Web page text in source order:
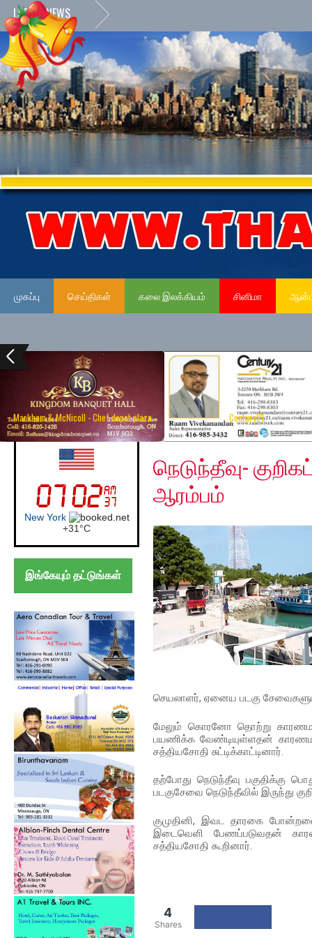
LATEST NEWS
முகப்பு செய்திகள் கலை இலக்கியம் சினிமா
Markham & McNicoll - Chef depot plaza Century21
UK (London)
London
+27°C
இங்கேயும் தட்டுங்கள்
Saturday, May 30,
நெடுந்தீவு-
ஆரம்பம்
செயலாளர், ஏனைய படகு
மேலும் கொரனோ தொற்று
பயணிக்க வேண்டியுள்ளதன்
சத்தியசோதி சுட்டிக்காட்டினார்.
தற்போது நெடுந்தீவு பகுதிக்கு
படகுசேவை நெடுந்தீவில் இருந்து
குமுதினி, இவட தாரகை
இடைவெளி பேணப்படுவதன்
சத்தியசோதி கூறினார்.
4
Shares